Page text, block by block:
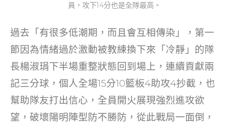
員，攻下14分也是全隊最高。
過去「有很多低潮期，而且會互相傳染」，第一
節因為情緒過於激動被教練換下來「冷靜」的隊
長楊淑琄下半場重整狀態回到場上，連續貢獻兩
記三分球，個人全場15分10籃板4助攻4抄截，也
幫助隊友打出信心，全員開火展現強烈進攻欲
望，破壞陽明陣型防不勝防，從此戰局一面倒，